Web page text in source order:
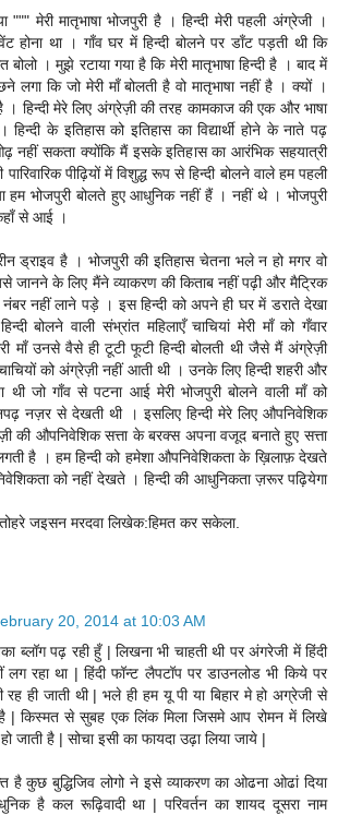
""" मेरी मातृभाषा भोजपुरी है । हिन्दी मेरी पहली अंग्रेजी ।
होना था । गाँव घर में हिन्दी बोलने पर डाँट पड़ती थी कि
बोलो । मुझे रटाया गया है कि मेरी मातृभाषा हिन्दी है । बाद में
कि जो मेरी माँ बोलती है वो मातृभाषा नहीं है । क्यों ।
। हिन्दी मेरे लिए अंग्रेज़ी की तरह कामकाज की एक और भाषा
के इतिहास को इतिहास का विद्यार्थी होने के नाते पढ़
नहीं सकता क्योंकि मैं इसके इतिहास का आरंभिक सहयात्री
पीढ़ियों में विशुद्ध रूप से हिन्दी बोलने वाले हम पहली
हम भोजपुरी बोलते हुए आधुनिक नहीं हैं । नहीं थे । भोजपुरी
से आई ।
ड्राइव है । भोजपुरी की इतिहास चेतना भले न हो मगर वो
जानने के लिए मैंने व्याकरण की किताब नहीं पढ़ी और मैट्रिक
नहीं लाने पड़े । इस हिन्दी को अपने ही घर में डराते देखा
बोलने वाली संभ्रांत महिलाएँ चाचियां मेरी माँ को गँवार
माँ उनसे वैसे ही टूटी फूटी हिन्दी बोलती थी जैसे मैं अंग्रेज़ी
को अंग्रेज़ी नहीं आती थी । उनके लिए हिन्दी शहरी और
थी जो गाँव से पटना आई मेरी भोजपुरी बोलने वाली माँ को
नज़र से देखती थी । इसलिए हिन्दी मेरे लिए औपनिवेशिक
की औपनिवेशिक सत्ता के बरक्स अपना वजूद बनाते हुए सत्ता
है । हम हिन्दी को हमेशा औपनिवेशिकता के ख़िलाफ़ देखते
को नहीं देखते । हिन्दी की आधुनिकता ज़रूर पढ़ियेगा
जइसन मरदवा लिखेक:हिमत कर सकेला.
20, 2014 at 10:03 AM
ब्लॉग पढ़ रही हुँ | लिखना भी चाहती थी पर अंगरेजी में हिंदी
लग रहा था | हिंदी फॉन्ट लैपटॉप पर डाउनलोड भी किये पर
रह ही जाती थी | भले ही हम यू पी या बिहार मे हो अग्रेजी से
| किस्मत से सुबह एक लिंक मिला जिसमे आप रोमन में लिखे
जाती है | सोचा इसी का फायदा उढ़ा लिया जाये |
है कुछ बुद्धिजिव लोगो ने इसे व्याकरण का ओढना ओढां दिया
है कल रूढ़िवादी था | परिवर्तन का शायद दूसरा नाम